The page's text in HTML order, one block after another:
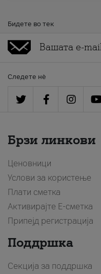
Бидете во тек
Следете нè
Брзи линкови
Ценовници
Услови за користење
Плати сметка
Активирајте Е-сметка
Припејд регистрација
Поддршка
Секција за поддршка